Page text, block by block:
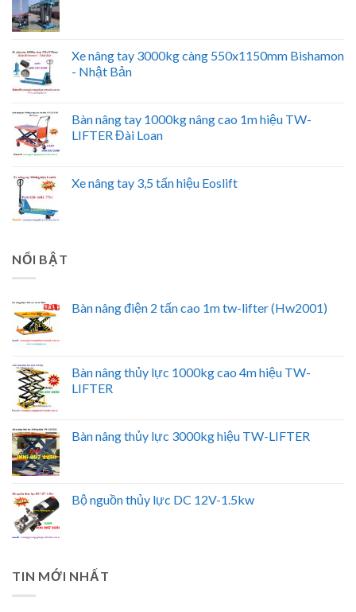
Xe nâng tay 3000kg càng 550x1150mm Bishamon
- Nhật Bản
Bàn nâng tay 1000kg nâng cao 1m hiệu TW-
LIFTER Đài Loan
Xe nâng tay 3,5 tấn hiệu Eoslift
NỔI BẬT
Bàn nâng điện 2 tấn cao 1m tw-lifter (Hw2001)
Bàn nâng thủy lực 1000kg cao 4m hiệu TW-
LIFTER
Bàn nâng thủy lực 3000kg hiệu TW-LIFTER
Bộ nguồn thủy lực DC 12V-1.5kw
TIN MỚI NHẤT